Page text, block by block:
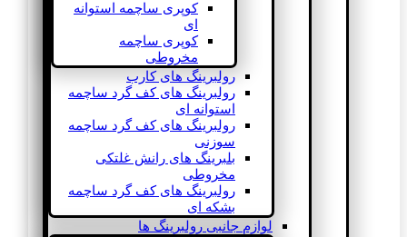
کوپری ساچمه استوانه
ای
کوپری ساچمه
مخروطی
رولبرینگ های کارب
رولبرینگ های کف گرد ساچمه
استوانه ای
رولبرینگ های کف گرد ساچمه
سوزنی
بلبرینگ های رانش غلتکی
مخروطی
رولبرینگ های کف گرد ساچمه
بشکه ای
لوازم جانبی رولبرینگ ها